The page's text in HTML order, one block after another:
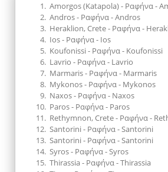
Amorgos (Katapola) - Ραφήνα -
Andros - Ραφήνα - Andros
Heraklion, Crete - Ραφήνα -
Ios - Ραφήνα - Ios
Koufonissi - Ραφήνα - Koufonissi
Lavrio - Ραφήνα - Lavrio
Marmaris - Ραφήνα - Marmaris
Mykonos - Ραφήνα - Mykonos
Naxos - Ραφήνα - Naxos
Paros - Ραφήνα - Paros
Rethymnon, Crete - Ραφήνα -
Santorini - Ραφήνα - Santorini
Santorini - Ραφήνα - Santorini
Syros - Ραφήνα - Syros
Thirassia - Ραφήνα - Thirassia